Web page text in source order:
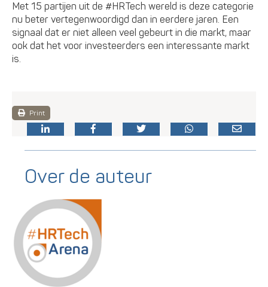
Met 15 partijen uit de #HRTech wereld is deze categorie
nu beter vertegenwoordigd dan in eerdere jaren. Een
signaal dat er niet alleen veel gebeurt in die markt, maar
ook dat het voor investeerders een interessante markt
is.
Print
Over de auteur